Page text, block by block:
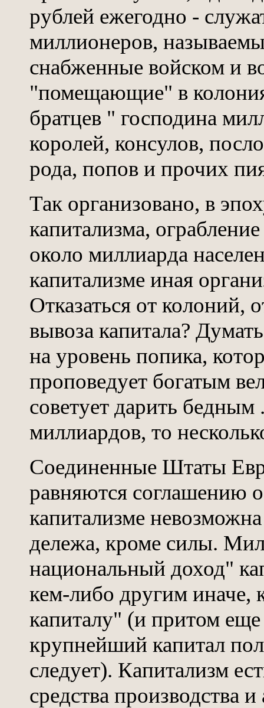
рублей ежегодно -
миллионеров,
снабженные войском и
"помещающие" в
братцев " господина
королей, консулов,
рода, попов и прочих
Так организовано, в
капитализма,
около миллиарда
капитализме иная
Отказаться от колоний,
вывоза капитала?
на уровень попика,
проповедует богатым
советует дарить бедным
миллиардов, то
Соединенные Штаты
равняются соглашению
капитализме
дележа, кроме силы.
национальный доход"
кем-либо другим иначе,
капиталу" (и притом
крупнейший капитал
следует). Капитализм
средства производства